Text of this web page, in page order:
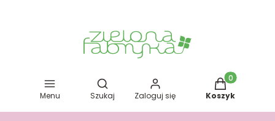
Menu
Otwórz wyszukiwarkę
Szukaj Zaloguj się
Produkty w
Koszyk